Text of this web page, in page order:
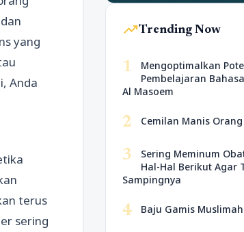
yang
Anda
terus
sering
trending_upTrending Now
1
Mengoptimalkan
Pembelajaran
Al Masoem
2 Cemilan Manis
3
Sering Meminum
Hal-Hal Berikut Agar
Sampingnya
4 Baju Gamis